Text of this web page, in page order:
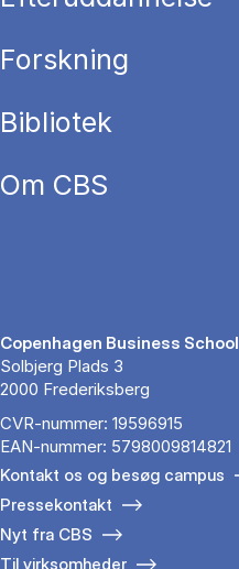
Forskning
Bibliotek
Om CBS
Copenhagen Business School
Solbjerg Plads 3
2000 Frederiksberg
CVR-nummer: 19596915
EAN-nummer: 5798009814821
Kontakt os og besøg campus
Pressekontakt
Nyt fra CBS
Til virksomheder